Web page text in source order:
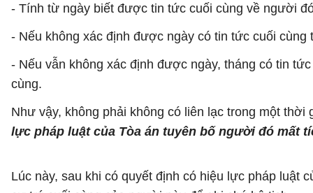
- Tính từ ngày biết được tin tức cuối cùng về người
- Nếu không xác định được ngày có tin tức cuối
- Nếu vẫn không xác định được ngày, tháng có tin
cùng.
Như vậy, không phải không có liên lạc trong một
lực pháp luật của Tòa án tuyên bố người đó mất
Lúc này, sau khi có quyết định có hiệu lực pháp luật